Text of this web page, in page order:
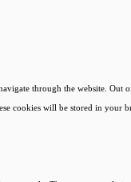
through the website. Out
cookies will be stored in